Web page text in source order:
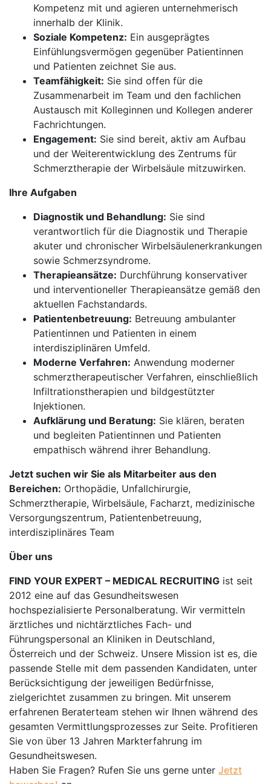
Kompetenz mit und agieren unternehmerisch
innerhalb der Klinik.
Soziale Kompetenz: Ein ausgeprägtes
Einfühlungsvermögen gegenüber Patientinnen
und Patienten zeichnet Sie aus.
Teamfähigkeit: Sie sind offen für die
Zusammenarbeit im Team und den fachlichen
Austausch mit Kolleginnen und Kollegen anderer
Fachrichtungen.
Engagement: Sie sind bereit, aktiv am Aufbau
und der Weiterentwicklung des Zentrums für
Schmerztherapie der Wirbelsäule mitzuwirken.
Ihre Aufgaben
Diagnostik und Behandlung: Sie sind
verantwortlich für die Diagnostik und Therapie
akuter und chronischer Wirbelsäulenerkrankungen
sowie Schmerzsyndrome.
Therapieansätze: Durchführung konservativer
und interventioneller Therapieansätze gemäß den
aktuellen Fachstandards.
Patientenbetreuung: Betreuung ambulanter
Patientinnen und Patienten in einem
interdisziplinären Umfeld.
Moderne Verfahren: Anwendung moderner
schmerztherapeutischer Verfahren, einschließlich
Infiltrationstherapien und bildgestützter
Injektionen.
Aufklärung und Beratung: Sie klären, beraten
und begleiten Patientinnen und Patienten
empathisch während ihrer Behandlung.
Jetzt suchen wir Sie als Mitarbeiter aus den
Bereichen: Orthopädie, Unfallchirurgie,
Schmerztherapie, Wirbelsäule, Facharzt, medizinische
Versorgungszentrum, Patientenbetreuung,
interdisziplinäres Team
Über uns
FIND YOUR EXPERT – MEDICAL RECRUITING ist seit
2012 eine auf das Gesundheitswesen
hochspezialisierte Personalberatung. Wir vermitteln
ärztliches und nichtärztliches Fach- und
Führungspersonal an Kliniken in Deutschland,
Österreich und der Schweiz. Unsere Mission ist es, die
passende Stelle mit dem passenden Kandidaten, unter
Berücksichtigung der jeweiligen Bedürfnisse,
zielgerichtet zusammen zu bringen. Mit unserem
erfahrenen Beraterteam stehen wir Ihnen während des
gesamten Vermittlungsprozesses zur Seite. Profitieren
Sie von über 13 Jahren Markterfahrung im
Gesundheitswesen.
Haben Sie Fragen? Rufen Sie uns gerne unter Jetzt